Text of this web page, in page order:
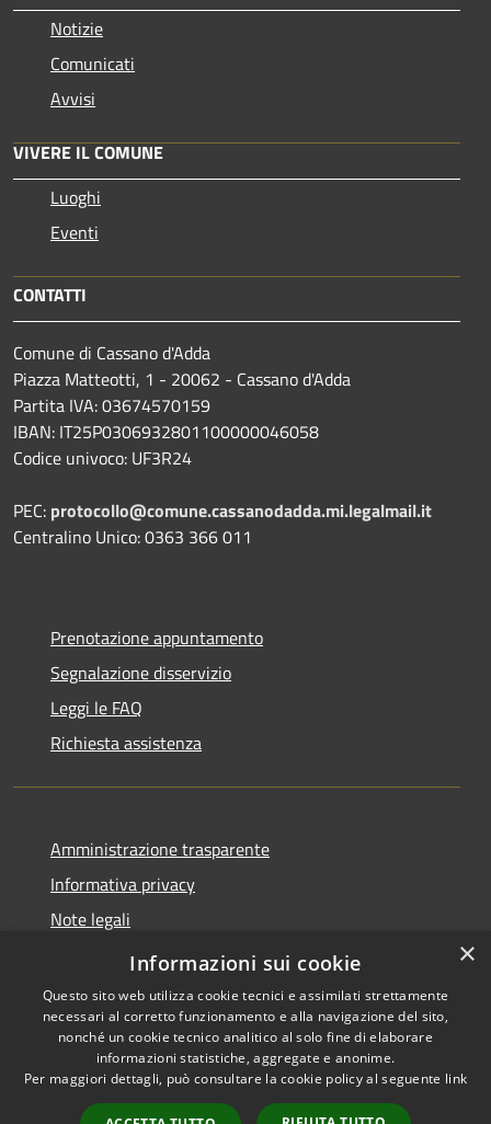
Notizie
Comunicati
Avvisi
VIVERE IL COMUNE
Luoghi
Eventi
CONTATTI
Comune di Cassano d'Adda
Piazza Matteotti, 1 - 20062 - Cassano d'Adda
Partita IVA: 03674570159
IBAN: IT25P0306932801100000046058
Codice univoco: UF3R24
PEC: protocollo@comune.cassanodadda.mi.legalmail.it
Centralino Unico: 0363 366 011
Prenotazione appuntamento
Segnalazione disservizio
Leggi le FAQ
Richiesta assistenza
Amministrazione trasparente
Informativa privacy
Note legali
Dichiarazione di accessibilità
Accessibilità
Copyright © 2026 • Comune di
Cassano d'Adda • Powered by
Municipium• Accesso
×
Informazioni sui cookie
Questo sito web utilizza cookie tecnici e assimilati strettamente
necessari al corretto funzionamento e alla navigazione del sito,
nonché un cookie tecnico analitico al solo fine di elaborare
informazioni statistiche, aggregate e anonime.
Per maggiori dettagli, può consultare la cookie policy al seguente link